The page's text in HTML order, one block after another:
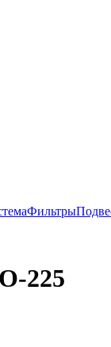
Фильтры
225